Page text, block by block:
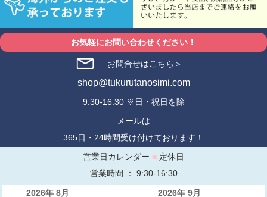
お気軽にお問い合わせください！
お問合せはこちら＞
shop@tukurutanosimi.com
9:30-16:30 ※日・祝日を除
メールは
365日・24時間受け付けております！
営業日カレンダー ■ 定休日
営業時間 ： 9:30-16:30
2026年 8月 2026年 9月